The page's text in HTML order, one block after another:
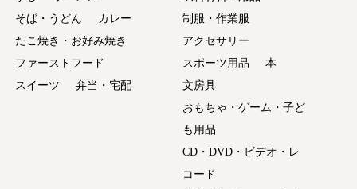
そば・うどん
カレー
たこ焼き・お好み焼き
ファーストフード
スイーツ
弁当・宅配
制服・作業服
アクセサリー
スポーツ用品
本
文房具
おもちゃ・ゲーム・子ど
も用品
CD・DVD・ビデオ・レ
コード